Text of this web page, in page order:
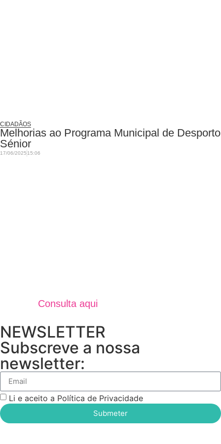
CIDADÃOS
Melhorias ao Programa Municipal de Desporto
Sénior
17/06/2025 15:06
Consulta aqui
NEWSLETTER
Subscreve a nossa
newsletter:
Li e aceito a Política de Privacidade
Submeter